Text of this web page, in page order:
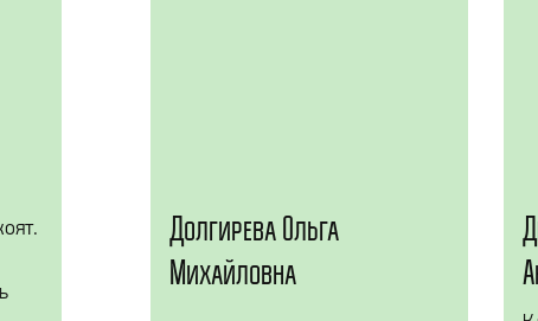
Долгирева Ольга
Михайловна